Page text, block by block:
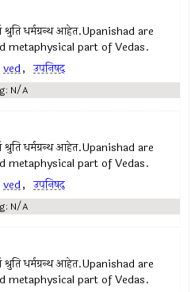
श्रुति धर्मग्रन्थ आहेत.Upanishad are
metaphysical part of Vedas.
ved, उपनिषद्‍
N/A
श्रुति धर्मग्रन्थ आहेत.Upanishad are
metaphysical part of Vedas.
ved, उपनिषद्‍
N/A
श्रुति धर्मग्रन्थ आहेत.Upanishad are
metaphysical part of Vedas.